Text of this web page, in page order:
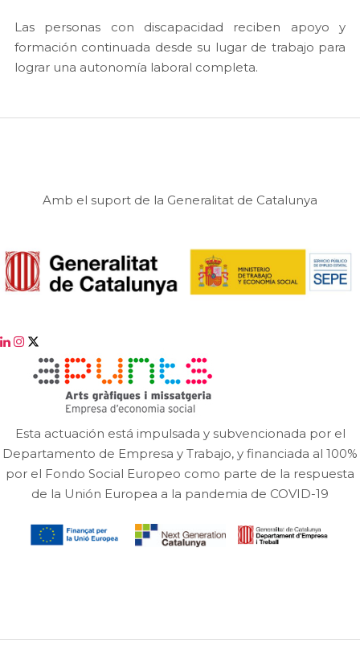
Las personas con discapacidad reciben apoyo y
formación continuada desde su lugar de trabajo para
lograr una autonomía laboral completa.
Amb el suport de la Generalitat de Catalunya
Esta actuación está impulsada y subvencionada por el
Departamento de Empresa y Trabajo, y financiada al 100%
por el Fondo Social Europeo como parte de la respuesta
de la Unión Europea a la pandemia de COVID-19